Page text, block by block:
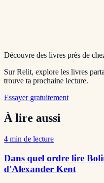
Découvre des livres près de
Sur Relit, explore les livres
trouve ta prochaine lecture.
Essayer gratuitement
À lire aussi
4 min de lecture
Dans quel ordre lire
d'Alexander Kent